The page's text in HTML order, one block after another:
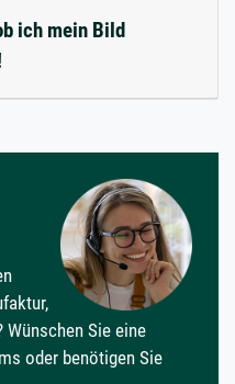
ich mein Bild
Sie eine
oder benötigen Sie